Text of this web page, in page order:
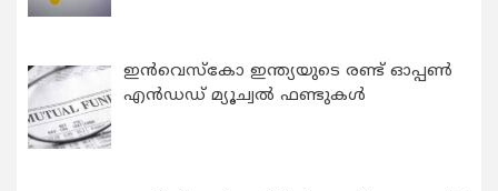
ഇന്‍വെസ്കോ ഇന്ത്യയുടെ രണ്ട് ഓപ്പണ്‍
എന്‍ഡഡ് മ്യൂച്വല്‍ ഫണ്ടുകള്‍